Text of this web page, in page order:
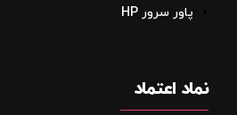
پاور سرور HP
نماد اعتماد